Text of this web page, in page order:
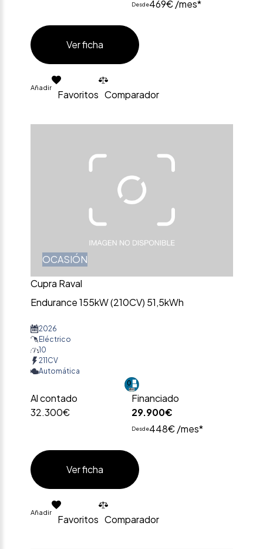
Desde469€ /mes*
Ver ficha
Añadir
Favoritos Comparador
OCASIÓN
Cupra Raval
Endurance 155kW (210CV) 51,5kWh
2026
Eléctrico
10
211CV
Automática
Al contado
32.300€
Financiado
29.900€
Desde448€ /mes*
Ver ficha
Añadir
Favoritos Comparador